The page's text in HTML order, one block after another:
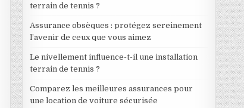
terrain de tennis ?
Assurance obsèques : protégez sereinement
l’avenir de ceux que vous aimez
Le nivellement influence-t-il une installation
terrain de tennis ?
Comparez les meilleures assurances pour
une location de voiture sécurisée